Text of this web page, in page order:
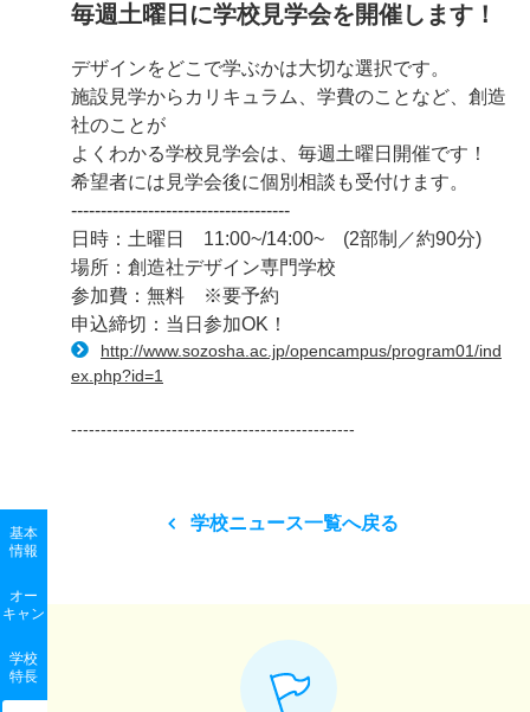
基本
情報
オー
キャン
学校
特長
毎週土曜日に学校見学会を開催します！
デザインをどこで学ぶかは大切な選択です。
施設見学からカリキュラム、学費のことなど、創造
社のことが
よくわかる学校見学会は、毎週土曜日開催です！
希望者には見学会後に個別相談も受付けます。
-------------------------------------
日時：土曜日 11:00~/14:00~ (2部制／約90分)
場所：創造社デザイン専門学校
参加費：無料 ※要予約
申込締切：当日参加OK！
http://www.sozosha.ac.jp/opencampus/program01/ind
ex.php?id=1
------------------------------------------------
学校ニュース一覧へ戻る